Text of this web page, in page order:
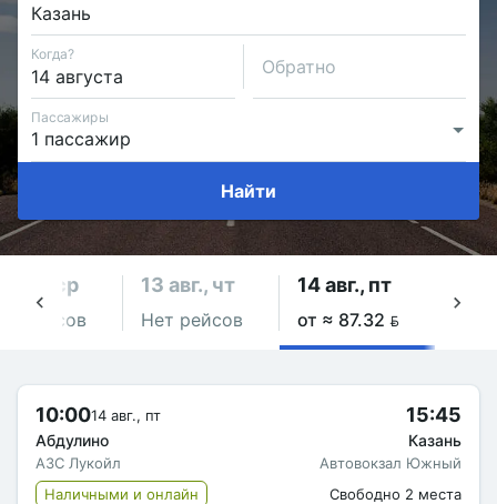
Когда?
Обратно
Пассажиры
Найти
авг., ср
рейсов
13 авг., чт
Нет рейсов
14 авг., пт
от ≈ 87.32 
10:0014 авг., пт
Абдулино
АЗС Лукойл
15:45
Казань
Автовокзал Южный
Наличными и онлайн
Свободно 2 места